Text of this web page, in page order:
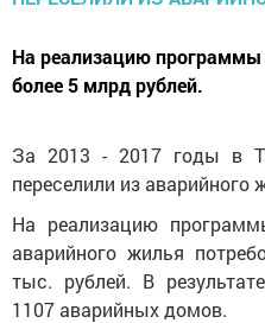
На реализацию программы
более 5 млрд рублей.
За 2013 - 2017 годы в
переселили из аварийного
На реализацию
аварийного жилья
тыс. рублей. В
1107 аварийных домов.